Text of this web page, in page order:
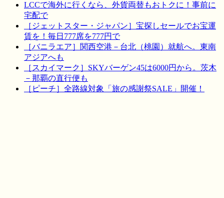
LCCで海外に行くなら、外貨両替もおトクに！事前に
宅配で
［ジェットスター・ジャパン］宝探しセールでお宝運
賃を！毎日777席を777円で
［バニラエア］関西空港－台北（桃園）就航へ。東南
アジアへも
［スカイマーク］SKYバーゲン45は6000円から。茨木
－那覇の直行便も
［ピーチ］全路線対象「旅の感謝祭SALE」開催！